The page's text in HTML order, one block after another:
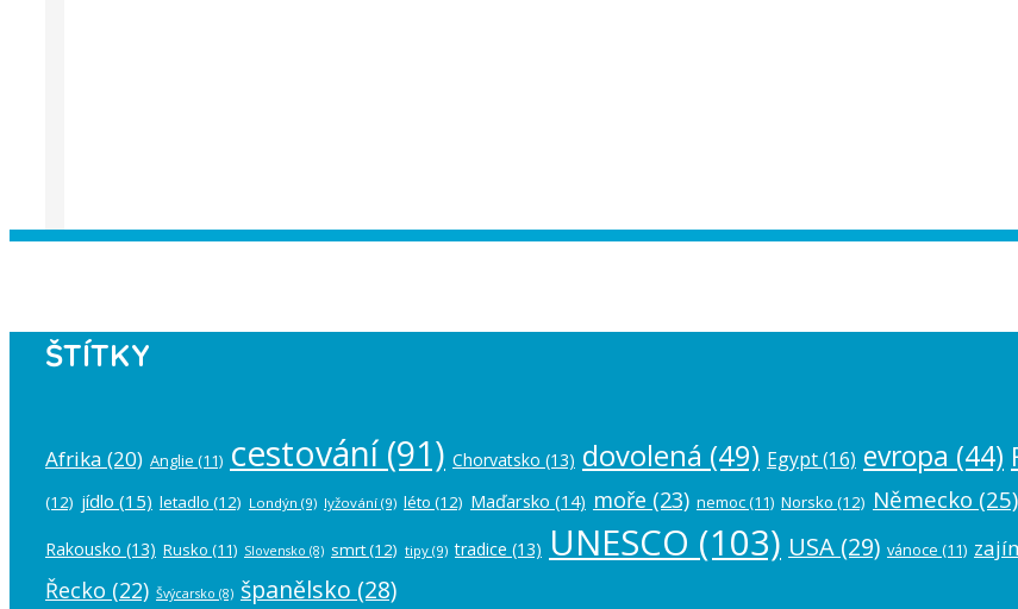
ŠTÍTKY
Afrika (20) Anglie (11) cestování(91) Chorvatsko (13) dovolená (49) Egypt(16) evropa (44)
(12) jídlo (15) letadlo (12) Londýn (9) lyžování (9) léto (12) Maďarsko (14) moře (23) nemoc(11) Norsko (12) Německo (25)
Rakousko (13) Rusko (11) Slovensko (8) smrt(12) tipy (9) tradice (13) UNESCO (103) USA (29) vánoce (11)
Řecko (22) Švýcarsko (8) španělsko (28)